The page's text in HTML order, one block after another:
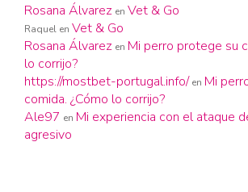
Rosana Álvarez en Vet & Go
Raquel en Vet & Go
Rosana Álvarez en Mi perro protege su
lo corrijo?
https://mostbet-portugal.info/ en Mi
comida. ¿Cómo lo corrijo?
Ale97 en Mi experiencia con el ataque
agresivo